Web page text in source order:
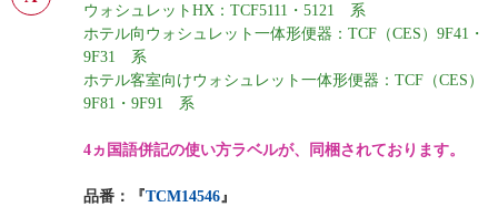
ウォシュレットHX：TCF5111・5121 系
ホテル向ウォシュレット一体形便器：TCF（CES）9F41・
9F31 系
ホテル客室向けウォシュレット一体形便器：TCF（CES）
9F81・9F91 系
4ヵ国語併記の使い方ラベルが、同梱されております。
品番：『TCM14546』